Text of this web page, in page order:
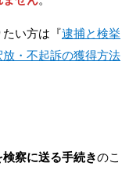
い方は『逮捕と検挙
・不起訴の獲得方法
察に送る手続きのこ